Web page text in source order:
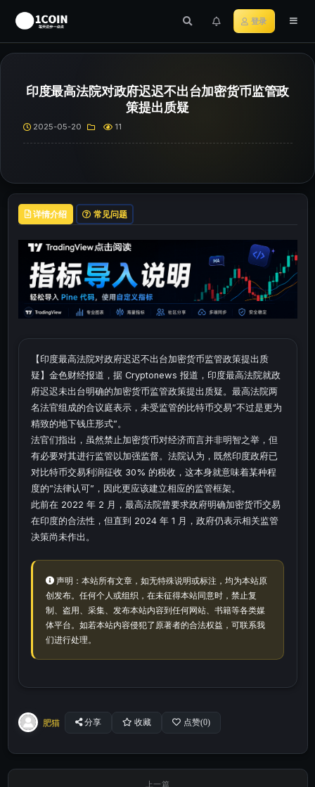
登录
印度最高法院对政府迟迟不出台加密货币监管政
策提出质疑
2025-05-20 11
详情介绍 常见问题
【印度最高法院对政府迟迟不出台加密货币监管政策提出质
疑】金色财经报道，据 Cryptonews 报道，印度最高法院就政
府迟迟未出台明确的加密货币监管政策提出质疑。最高法院两
名法官组成的合议庭表示，未受监管的比特币交易”不过是更为
精致的地下钱庄形式”。
法官们指出，虽然禁止加密货币对经济而言并非明智之举，但
有必要对其进行监管以加强监督。法院认为，既然印度政府已
对比特币交易利润征收 30% 的税收，这本身就意味着某种程
度的”法律认可”，因此更应该建立相应的监管框架。
此前在 2022 年 2 月，最高法院曾要求政府明确加密货币交易
在印度的合法性，但直到 2024 年 1 月，政府仍表示相关监管
决策尚未作出。
声明：本站所有文章，如无特殊说明或标注，均为本站原
创发布。任何个人或组织，在未征得本站同意时，禁止复
制、盗用、采集、发布本站内容到任何网站、书籍等各类媒
体平台。如若本站内容侵犯了原著者的合法权益，可联系我
们进行处理。
肥猫 分享 收藏 点赞(0)
上一篇